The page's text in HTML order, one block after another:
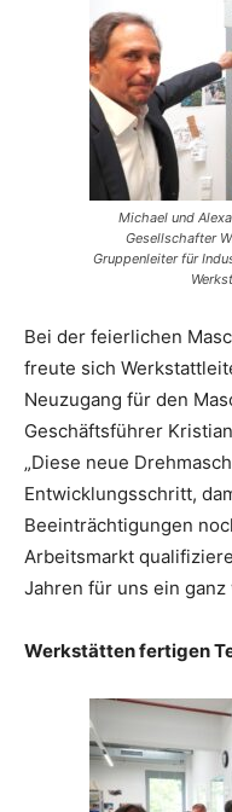
Michael und
Gesellschafter
Gruppenleiter für
Bei der feierlichen
freute sich
Neuzugang für den
Geschäftsführer
„Diese neue
Entwicklungsschritt,
Beeinträchtigungen
Arbeitsmarkt
Jahren für uns ein
Werkstätten fertigen